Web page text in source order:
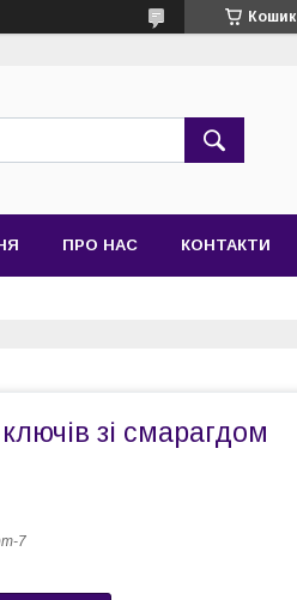
Кошик
ПРО НАС КОНТАКТИ
зі смарагдом
7